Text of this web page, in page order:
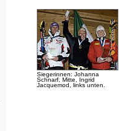
Siegerinnen: Johanna
Schnarf, Mitte, Ingrid
Jacquemod, links unten.